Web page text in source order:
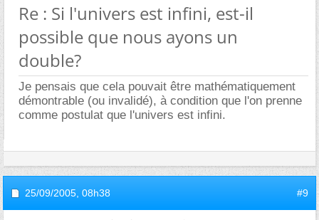
Re : Si l'univers est infini, est-il
possible que nous ayons un
double?
Je pensais que cela pouvait être mathématiquement
démontrable (ou invalidé), à condition que l'on prenne
comme postulat que l'univers est infini.
25/09/2005, 08h38 #9